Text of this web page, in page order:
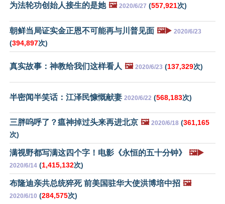
为法轮功创始人接生的是她 🖼️ 2020/6/27 (557,921次)
朝鲜当局证实金正恩不可能再与川普见面 🖼️▶️ 2020/6/23
(394,897次)
真实故事：神教给我们这样看人 🖼️ 2020/6/23 (137,329次)
半密闻半笑话：江泽民慷慨献妻 2020/6/22 (568,183次)
三胖呜呼了？瘟神掉过头来再进北京 🖼️ 2020/6/18 (361,165
次)
满视野都写满这四个字！电影《永恒的五十分钟》 🖼️▶️
2020/6/14 (1,415,132次)
布隆迪亲共总统猝死 前美国驻华大使洪博培中招 🖼️
2020/6/10 (284,575次)